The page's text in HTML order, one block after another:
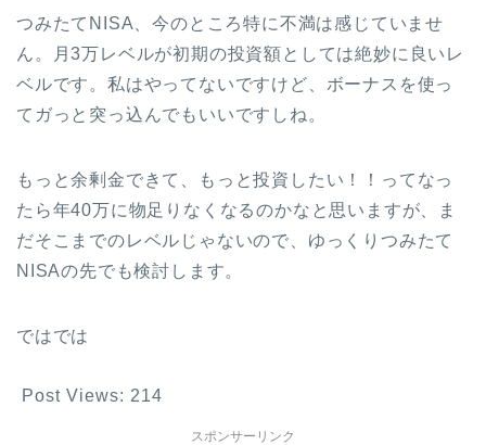
つみたてNISA、今のところ特に不満は感じていませ
ん。月3万レベルが初期の投資額としては絶妙に良いレ
ベルです。私はやってないですけど、ボーナスを使っ
てガっと突っ込んでもいいですしね。
もっと余剰金できて、もっと投資したい！！ってなっ
たら年40万に物足りなくなるのかなと思いますが、ま
だそこまでのレベルじゃないので、ゆっくりつみたて
NISAの先でも検討します。
ではでは
Post Views: 214
スポンサーリンク